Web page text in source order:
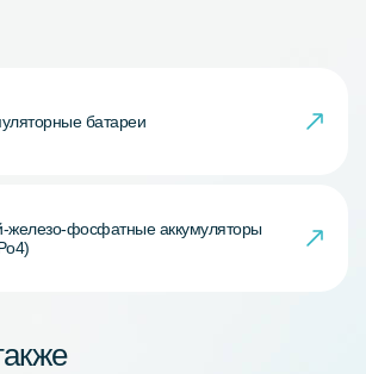
батареи
железо-фосфатные аккумуляторы